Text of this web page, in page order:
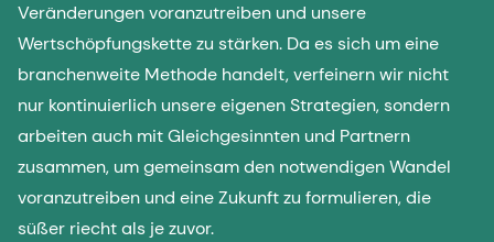
Veränderungen voranzutreiben und unsere
Wertschöpfungskette zu stärken. Da es sich um eine
branchenweite Methode handelt, verfeinern wir nicht
nur kontinuierlich unsere eigenen Strategien, sondern
arbeiten auch mit Gleichgesinnten und Partnern
zusammen, um gemeinsam den notwendigen Wandel
voranzutreiben und eine Zukunft zu formulieren, die
süßer riecht als je zuvor.